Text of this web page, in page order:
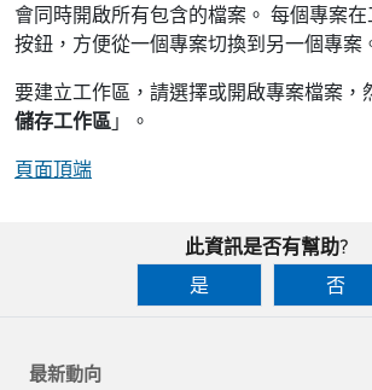
會同時開啟所有包含的檔案。 每個專案
按鈕，方便從一個專案切換到另一個專案
要建立工作區，請選擇或開啟專案檔案，
儲存工作區」。
頁面頂端
此資訊是否有幫助?
是
否
最新動向